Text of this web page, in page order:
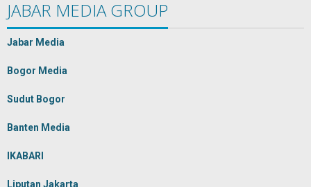
JABAR MEDIA GROUP
Jabar Media
Bogor Media
Sudut Bogor
Banten Media
IKABARI
Liputan Jakarta